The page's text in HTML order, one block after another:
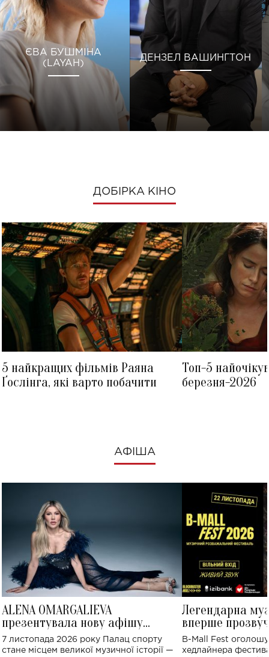
ЄВА БУШМІНА
(LAYAH)
ДЕНЗЕЛ ВАШИНГТОН
ДОБІРКА КІНО
5 найкращих фільмів Раяна
Ґослінга, які варто побачити
Топ-5
березня-2026
АФІША
ALENA OMARGALIEVA
презентувала нову афішу
великого концерту в Палаці
спорту
7 листопада 2026 року Палац спорту
стане місцем великої музичної історії —
Легендарна
вперше
Україні: де
B-Mall Fest
хедлайнера